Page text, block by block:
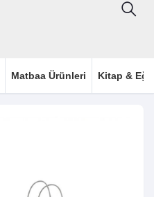
Matbaa Ürünleri Kitap &